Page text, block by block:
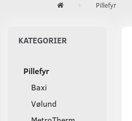
Pillefyr
KATEGORIER
Pillefyr
Baxi
Vølund